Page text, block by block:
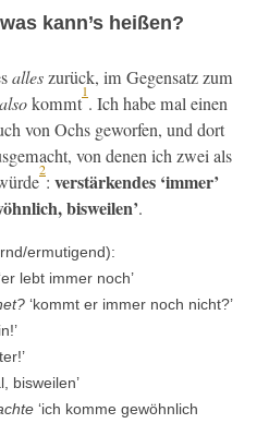
kann’s heißen?
alleszurück, im Gegen­satz zum
alsokommt
1
. Ich habe mal einen
von Ochs gewor­fen, und dort
von denen ich zwei als
2
: ver­stärk­endes ‘immer’
bisweilen’.
ermutigend):
‘er lebt immer noch’
‘kommt er immer noch nicht?’
bisweilen’
‘ich komme gewöhn­lich